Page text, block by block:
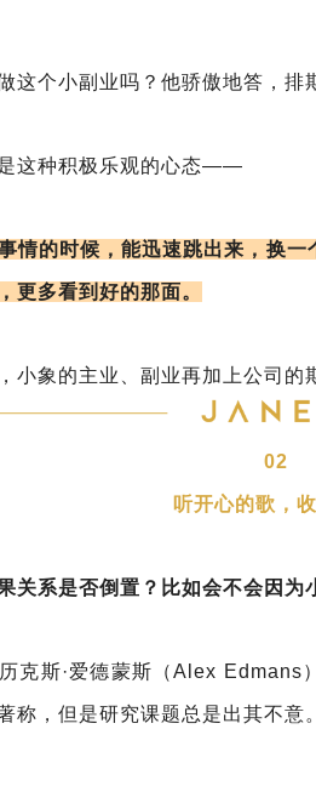
这个小副业吗？他骄傲地答，排
这种积极乐观的心态——
情的时候，能迅速跳出来，换
更多看到好的那面。
小象的主业、副业再加上公司的
02
听开心的歌，
关系是否倒置？比如会不会因为
克斯·爱德蒙斯（Alex Edmans
称，但是研究课题总是出其不意。